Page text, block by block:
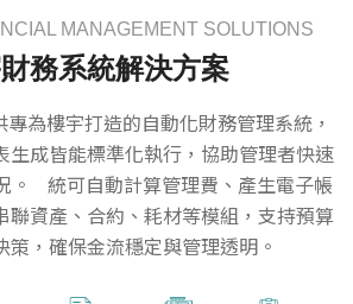
MANAGEMENT SOLUTIONS
務系統解決方案
為樓宇打造的自動化財務管理系統，
生成皆能標準化執行，協助管理者快速
。 統可自動計算管理費、產生電子帳
聯資產、合約、耗材等模組，支持預算
策，確保金流穩定與管理透明。